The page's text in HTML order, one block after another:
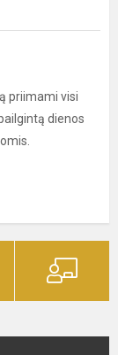
priimami visi
dienos